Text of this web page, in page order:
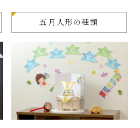
五月人形の種類